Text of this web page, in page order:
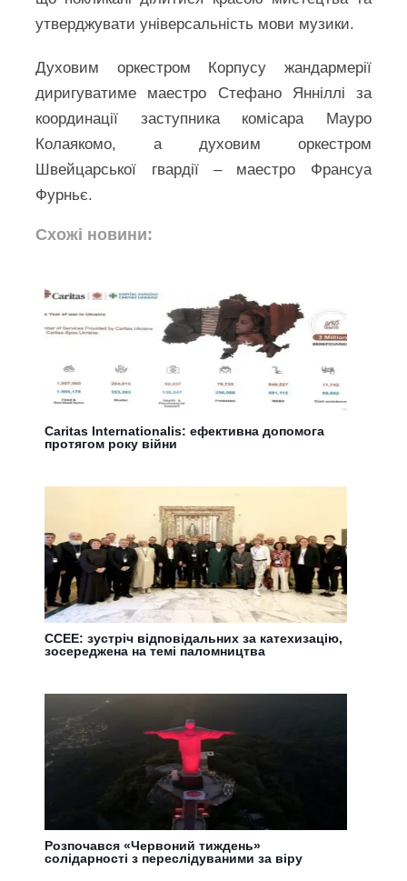
утверджувати універсальність мови музики.
Духовим оркестром Корпусу жандармерії
диригуватиме маестро Стефано Янніллі за
координації заступника комісара Мауро
Колаякомо, а духовим оркестром
Швейцарської гвардії – маестро Франсуа
Фурньє.
Схожі новини:
Caritas Internationalis: ефективна допомога
протягом року війни
CCEE: зустріч відповідальних за катехизацію,
зосереджена на темі паломництва
Розпочався «Червоний тиждень»
солідарності з переслідуваними за віру